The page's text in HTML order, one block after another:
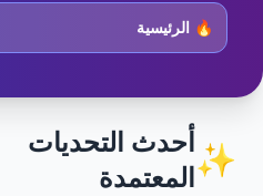
✨أحدث التحديات
المعتمدة